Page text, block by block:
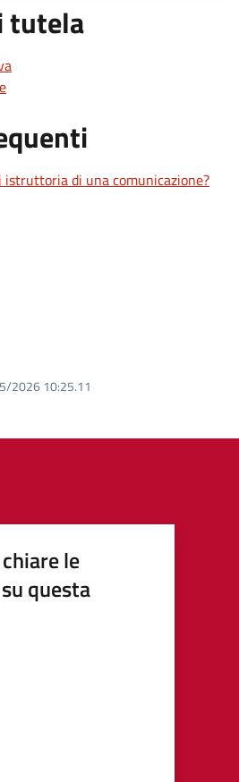
tutela
istruttoria di una comunicazione?
2026 10:25.11
le
questa